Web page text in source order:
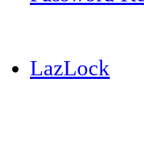
LazLock